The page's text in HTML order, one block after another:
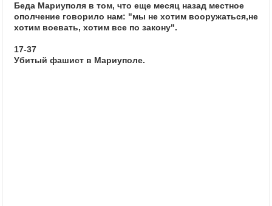
Беда Мариуполя в том, что еще месяц назад местное
ополчение говорило нам: "мы не хотим вооружаться,не
хотим воевать, хотим все по закону".
17-37
Убитый фашист в Мариуполе.